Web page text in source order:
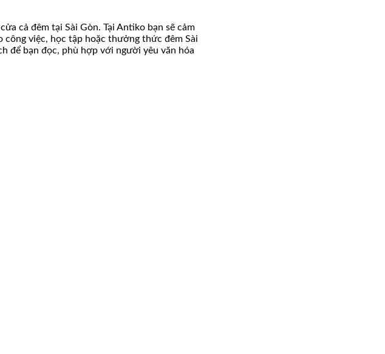
cả đêm tại Sài Gòn. Tại Antiko bạn sẽ cảm
công việc, học tập hoặc thưởng thức đêm Sài
để bạn đọc, phù hợp với người yêu văn hóa